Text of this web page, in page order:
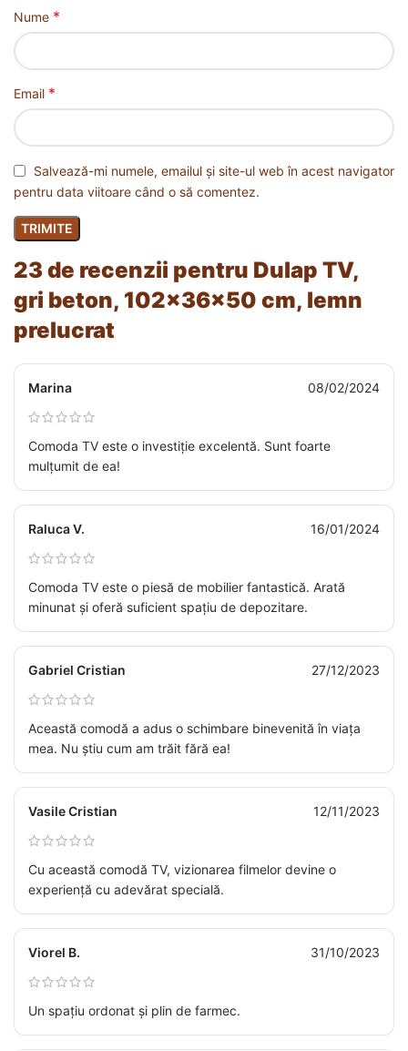
23 de recenzii pentru Dulap TV,
gri beton, 102x36x50 cm, lemn
prelucrat
Marina 08/02/2024
Comoda TV este o investiție excelentă. Sunt foarte
mulțumit de ea!
Raluca V. 16/01/2024
Comoda TV este o piesă de mobilier fantastică. Arată
minunat și oferă suficient spațiu de depozitare.
Gabriel Cristian 27/12/2023
Această comodă a adus o schimbare binevenită în viața
mea. Nu știu cum am trăit fără ea!
Vasile Cristian 12/11/2023
Cu această comodă TV, vizionarea filmelor devine o
experiență cu adevărat specială.
Viorel B. 31/10/2023
Un spațiu ordonat și plin de farmec.
Nume *
Email *
Salvează-mi numele, emailul și site-ul web în acest navigator
pentru data viitoare când o să comentez.